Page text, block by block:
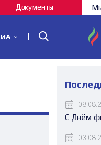
Документы
С Днём